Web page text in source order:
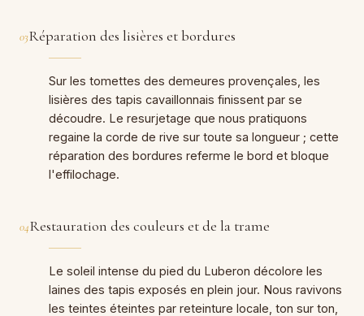
03Réparation des lisières et bordures
Sur les tomettes des demeures provençales, les
lisières des tapis cavaillonnais finissent par se
découdre. Le resurjetage que nous pratiquons
regaine la corde de rive sur toute sa longueur ; cette
réparation des bordures referme le bord et bloque
l'effilochage.
04Restauration des couleurs et de la trame
Le soleil intense du pied du Luberon décolore les
laines des tapis exposés en plein jour. Nous ravivons
les teintes éteintes par reteinture locale, ton sur ton,